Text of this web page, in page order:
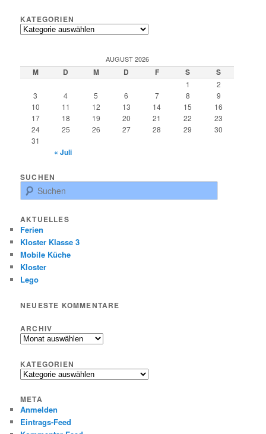
KATEGORIEN
Kategorien
AUGUST 2026
M D M D F S S
1
2
3
4 5 6 7 8
9
10
11 12 13 14 15
16
17
18 19 20 21 22
23
24
25 26 27 28 29
30
31
« Juli
SUCHEN
u
h
e
n
AKTUELLES
Ferien
Kloster Klasse 3
Mobile Küche
Kloster
Lego
NEUESTE KOMMENTARE
ARCHIV
Archiv
KATEGORIEN
Kategorien
META
Anmelden
Eintrags-Feed